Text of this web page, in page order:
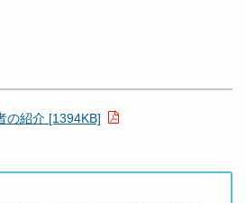
の紹介 [1394KB]